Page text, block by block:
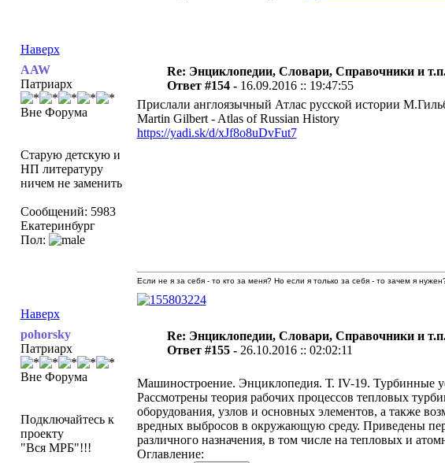
Наверх
AAW
Патриарх
Вне Форума
Старую детскую и
НП литературу
ничем не заменить
Сообщений: 5983
Екатеринбург
Пол:
Re: Энциклопедии, Словари, Справочники и
Ответ #154 - 16.09.2016 :: 19:47:55
Прислали англоязычный Атлас русской истории
Martin Gilbert - Atlas of Russian History
https://yadi.sk/d/xJf8o8uDvFut7
Наверх
Если не я за себя - то кто за меня? Но если я только за себя - то зачем я
pohorsky
Патриарх
Вне Форума
Подключайтесь к
проекту
"Вся МРБ"!!!
Re: Энциклопедии, Словари, Справочники и
Ответ #155 - 26.10.2016 :: 02:02:11
Машиностроение. Энциклопедия. Т. IV-19. Турбинные
Рассмотрены теория рабочих процессов тепловых
оборудования, узлов и основных элементов, а также
вредных выбросов в окружающую среду. Приведены
различного назначения, в том числе на тепловых и
Оглавление: